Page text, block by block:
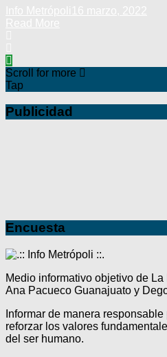
Scroll for more
Tap
Publicidad
Encuesta
Medio informativo objetivo de
Ana Pacueco Guanajuato y
Informar de manera
reforzar los valores
del ser humano.